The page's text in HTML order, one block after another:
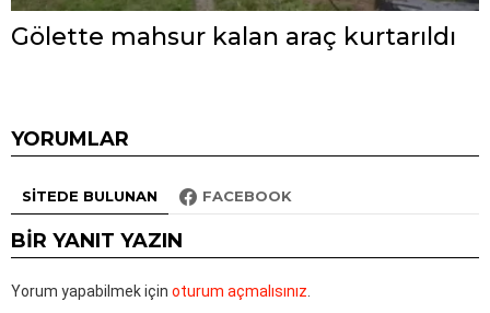
Gölette mahsur kalan araç kurtarıldı
YORUMLAR
SITEDE BULUNAN FACEBOOK
BIR YANIT YAZIN
Yorum yapabilmek için oturum açmalısınız